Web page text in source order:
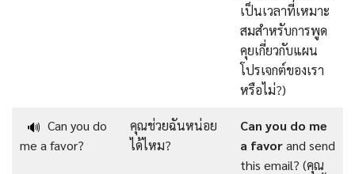
เป็นเวลาที่เหมาะ
สมสำหรับการพูด
คุยเกี่ยวกับแผน
โปรเจกต์ของเรา
หรือไม่?)
🔊 Can you do
me a favor?
คุณช่วยฉันหน่อย
ได้ไหม?
Can you do me
a favorand send
this email? (คุณ